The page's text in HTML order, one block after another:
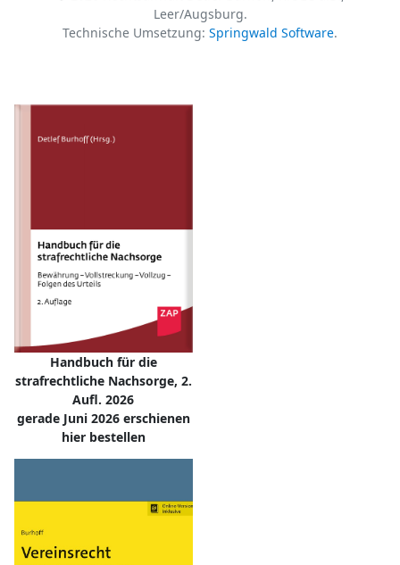
Leer/Augsburg.
Technische Umsetzung: Springwald Software.
Handbuch für die
strafrechtliche Nachsorge, 2.
Aufl. 2026
gerade Juni 2026 erschienen
hier bestellen